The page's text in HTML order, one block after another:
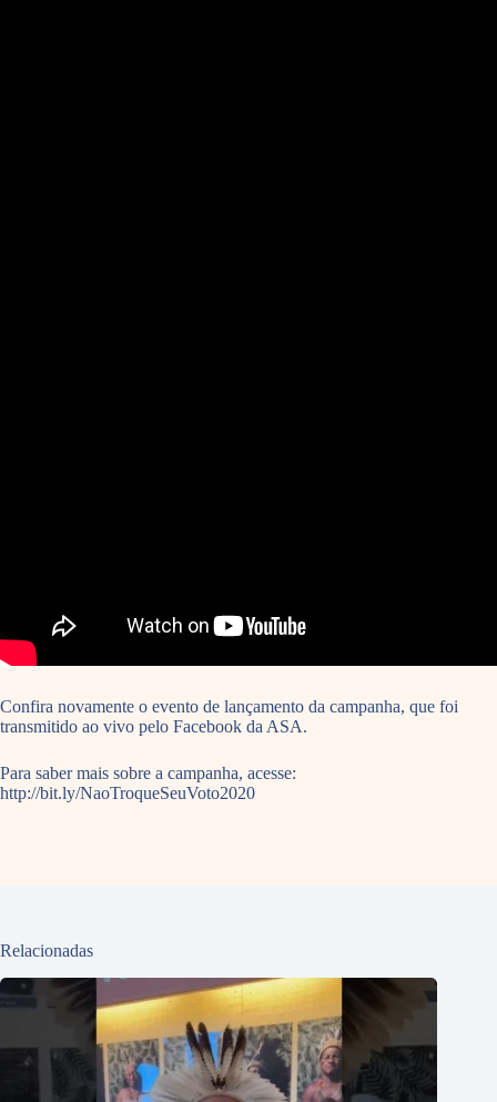
Confira novamente o evento de lançamento da campanha, que foi
transmitido ao vivo pelo Facebook da ASA.
Para saber mais sobre a campanha, acesse:
http://bit.ly/NaoTroqueSeuVoto2020
Relacionadas